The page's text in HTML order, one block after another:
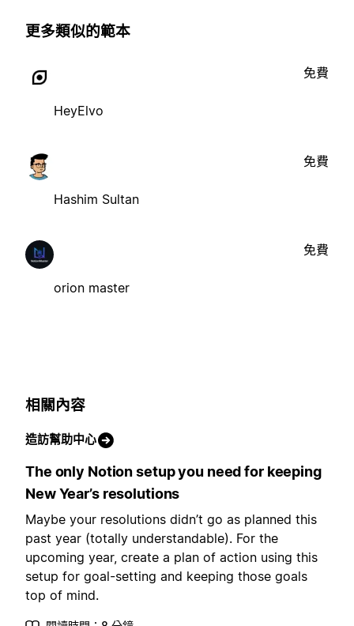
更多類似的範本
HeyElvo
免費
Hashim Sultan
免費
orion master
免費
相關內容
造訪幫助中心
The only Notion setup you need for keeping
New Year’s resolutions
Maybe your resolutions didn’t go as planned this
past year (totally understandable). For the
upcoming year, create a plan of action using this
setup for goal-setting and keeping those goals
top of mind.